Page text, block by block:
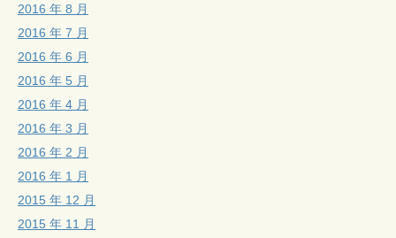
2016 年 8 月
2016 年 7 月
2016 年 6 月
2016 年 5 月
2016 年 4 月
2016 年 3 月
2016 年 2 月
2016 年 1 月
2015 年 12 月
2015 年 11 月